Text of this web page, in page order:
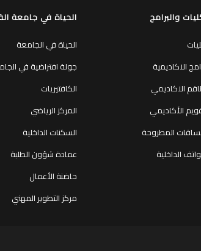
والبرامج
الاكاديمية
الاكاديمي
الأكاديمي
المطروحة
الداخلية
الحياة في جامعة
الحياة في الجامعة
جولة افتراضية في
الكافتيريات
المركز الرياضي
السكنات الداخلية
عمادة شؤون الطلبة
حاضنة الأعمال
مركز التطوير المهني